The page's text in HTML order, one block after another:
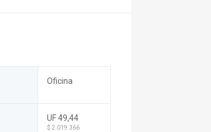
Oficina
UF 49,44
$ 2.019.366